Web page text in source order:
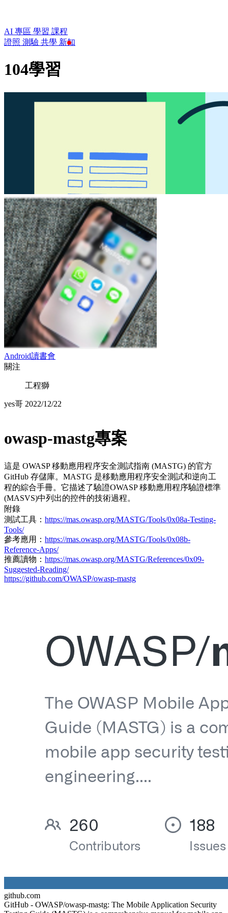
AI 專區 學習 課程
證照 測驗 共學 新知
104學習
Android讀書會
關注
yes哥
工程獅
2022/12/22
owasp-mastg專案
這是 OWASP 移動應用程序安全測試指南 (MASTG) 的官方
GitHub 存儲庫。MASTG 是移動應用程序安全測試和逆向工
程的綜合手冊。它描述了驗證OWASP 移動應用程序驗證標準
(MASVS)中列出的控件的技術過程。
附錄
測試工具： https://mas.owasp.org/MASTG/Tools/0x08a-Testing-
Tools/
參考應用： https://mas.owasp.org/MASTG/Tools/0x08b-
Reference-Apps/
推薦讀物： https://mas.owasp.org/MASTG/References/0x09-
Suggested-Reading/
https://github.com/OWASP/owasp-mastg
github.com
GitHub - OWASP/owasp-mastg: The Mobile Application Security